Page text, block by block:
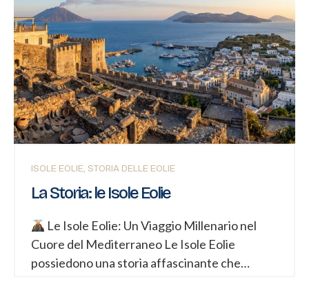
ceramiche spontanee di Rinella, fino ai tesori
sommersi nei fondali, ogni oggetto racconta
un pezzo di storia del Mediterraneo.
La
Leggenda delle Teste di Moro Le celebri
ceramiche siciliane raffiguranti un uomo moro
e una donna nascono da una storia tragica
ambientata a Palermo durante la dominazione
araba. La Storia: Nel quartiere Kalsa, una
ISOLE EOLIE STORIA DELLE EOLIE
La Storia: le Isole Eolie
Le Isole Eolie: Un Viaggio Millenario nel
Cuore del Mediterraneo Le Isole Eolie
possiedono una storia affascinante che